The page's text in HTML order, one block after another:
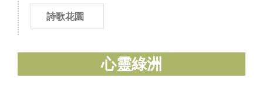
詩歌花園
心靈綠洲